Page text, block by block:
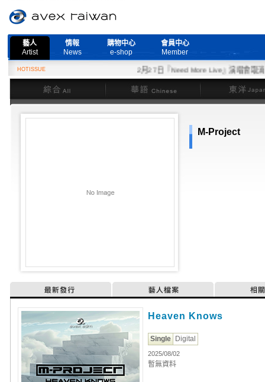
藝人
Artist
情報
News
購物中心
e-shop
會員中心
Member
HOTISSUE
2月27日『Need More Live』演唱會取消公
綜合
華語 東洋
M-Project
最新發行 藝人檔案 相
Heaven Knows
Single Digital
2025/08/02
暫無資料